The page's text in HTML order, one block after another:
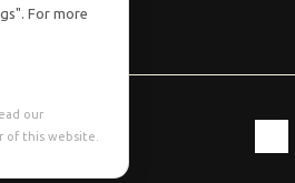
For more
our
of this website.